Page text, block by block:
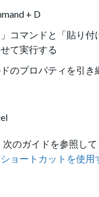
+ D
」コマンドと「貼り
て実行する
のプロパティを引き
のガイドを参照し
ョートカットを使用